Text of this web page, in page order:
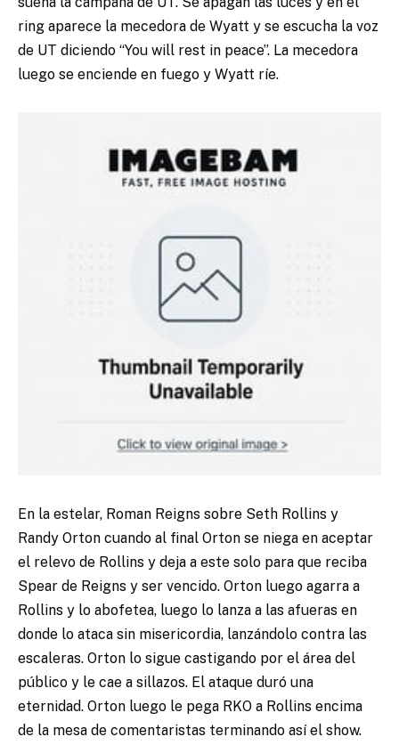
ring aparece la mecedora de Wyatt y se escucha la voz
de UT diciendo “You will rest in peace”. La mecedora
luego se enciende en fuego y Wyatt ríe.
En la estelar, Roman Reigns sobre Seth Rollins y
Randy Orton cuando al final Orton se niega en aceptar
el relevo de Rollins y deja a este solo para que reciba
Spear de Reigns y ser vencido. Orton luego agarra a
Rollins y lo abofetea, luego lo lanza a las afueras en
donde lo ataca sin misericordia, lanzándolo contra las
escaleras. Orton lo sigue castigando por el área del
público y le cae a sillazos. El ataque duró una
eternidad. Orton luego le pega RKO a Rollins encima
de la mesa de comentaristas terminando así el show.